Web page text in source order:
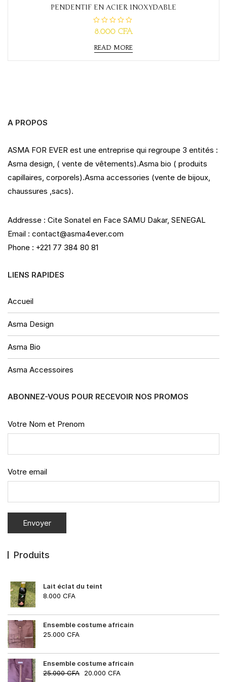
PENDENTIF EN ACIER INOXYDABLE
R
a
e
d
0
8.000 CFA
READ MORE
A PROPOS
ASMA FOR EVER est une entreprise qui regroupe 3 entités :
Asma design, ( vente de vêtements).Asma bio ( produits
capillaires, corporels).Asma accessories (vente de bijoux,
chaussures ,sacs).
Addresse : Cite Sonatel en Face SAMU Dakar, SENEGAL
Email : contact@asma4ever.com
Phone : +221 77 384 80 81
LIENS RAPIDES
Accueil
Asma Design
Asma Bio
Asma Accessoires
ABONNEZ-VOUS POUR RECEVOIR NOS PROMOS
Votre Nom et Prenom
Votre email
Produits
Lait éclat du teint
8.000 CFA
Ensemble costume africain
25.000 CFA
Ensemble costume africain
25.000CFA 20.000 CFA